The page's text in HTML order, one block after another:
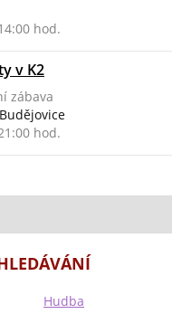
hod.
v K2
zábava
hod.
Hudba